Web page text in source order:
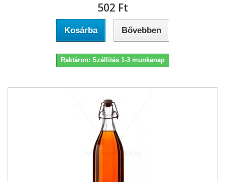
502 Ft‎
Kosárba Bővebben
Raktáron: Szállítás 1-3 munkanap